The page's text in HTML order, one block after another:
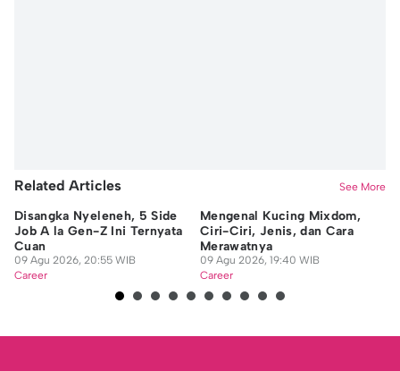
Related Articles See More
Disangka Nyeleneh, 5 Side
Job A la Gen-Z Ini Ternyata
Cuan
09 Agu 2026, 20:55 WIB
Career
Mengenal Kucing Mixdom,
Ciri-Ciri, Jenis, dan Cara
Merawatnya
09 Agu 2026, 19:40 WIB
Career